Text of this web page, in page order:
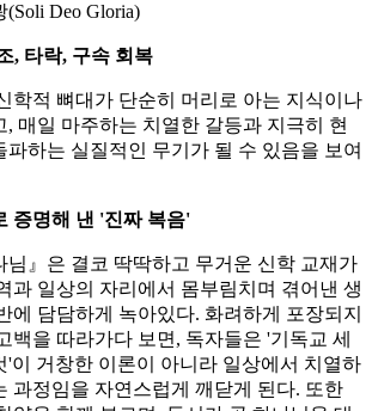
Deo Gloria)
, 타락, 구속 회복
학적 뼈대가 단순히 머리로 아는 지식이나
, 매일 마주하는 치열한 갈등과 지극히 현
파하는 실질적인 무기가 될 수 있음을 보여
증명해 낸 '진짜 복음'
님』은 결코 딱딱하고 무거운 신학 교재가
과 일상의 자리에서 몸부림치며 겪어낸 생
에 담담하게 녹아있다. 화려하게 포장되지
백을 따라가다 보면, 독자들은 '기독교 세
'이 거창한 이론이 아니라 일상에서 치열하
과정임을 자연스럽게 깨닫게 된다. 또한